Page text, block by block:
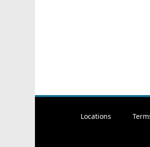
Locations